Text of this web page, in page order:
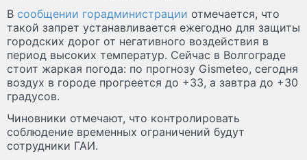
В сообщении горадминистрации отмечается, что
такой запрет устанавливается ежегодно для защиты
городских дорог от негативного воздействия в
период высоких температур. Сейчас в Волгограде
стоит жаркая погода: по прогнозу Gismeteo, сегодня
воздух в городе прогреется до +33, а завтра до +30
градусов.
Чиновники отмечают, что контролировать
соблюдение временных ограничений будут
сотрудники ГАИ.